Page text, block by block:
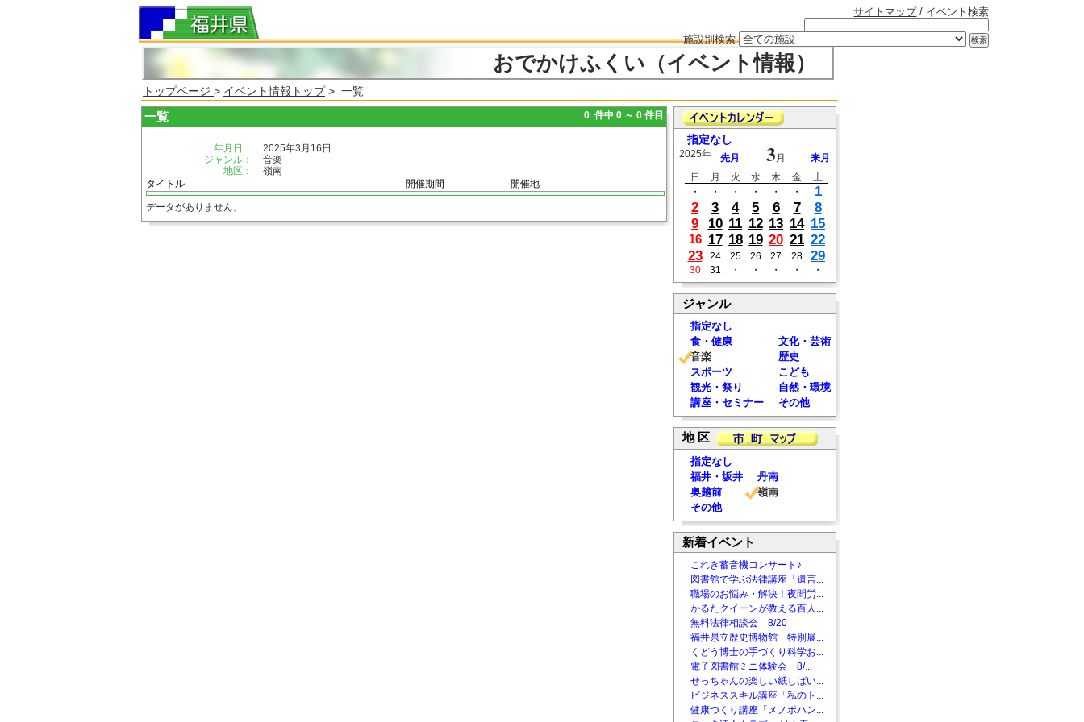
サイトマップ/ イベント検索
施設別検索
おでかけふくい（イベント情報）
トップページ > イベント情報トップ> 一覧
一覧 0 件中 0 ～ 0 件目
年月日：
2025年3月16日
ジャンル：
音楽
地区：
嶺南
タイトル
開催期間 開催地
データがありません。
指定なし
2025年 先月 3 月
来月
日
月 火 水 木 金
土
・
・ ・ ・ ・ ・
1
2
3 4 5 6 7
8
9
10 11 12 13 14 15
16 17 18 19 20 21 22
23
24 25 26 27 28 29
30 31 ・ ・ ・ ・ ・
ジャンル
指定なし
食・健康
文化・芸術
音楽
歴史
スポーツ
こども
観光・祭り
自然・環境
講座・セミナー
その他
地 区
指定なし
福井・坂井
丹南
奥越前
嶺南
その他
新着イベント
これき蓄音機コンサート♪
図書館で学ぶ法律講座「遺言...
職場のお悩み・解決！夜間労...
かるたクイーンが教える百人...
無料法律相談会 8/20
福井県立歴史博物館 特別展...
くどう博士の手づくり科学お...
電子図書館ミニ体験会 8/...
せっちゃんの楽しい紙しばい...
ビジネススキル講座「私のト...
健康づくり講座「メノポハン...